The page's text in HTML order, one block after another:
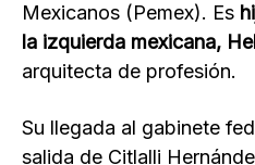
Mexicanos (Pemex). Es
la izquierda mexicana,
arquitecta de profesión.
Su llegada al gabinete
salida de Citlalli